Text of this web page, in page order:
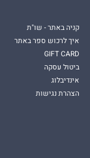
קניה באתר - שו"ת
איך לרכוש ספר באתר
GIFT CARD
ביטול עסקה
אינדיבלוג
הצהרת נגישות